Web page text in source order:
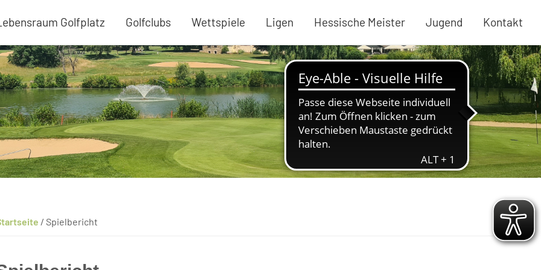
Golfplatz Golfclubs Wettspiele Ligen Hessische Meister Jugend Kontakt
/ Spielbericht